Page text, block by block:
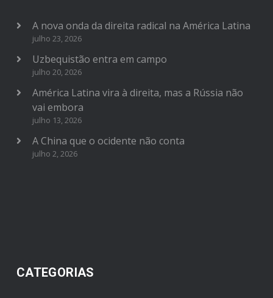
A nova onda da direita radical na América Latina
julho 23, 2026
Uzbequistão entra em campo
julho 20, 2026
América Latina vira à direita, mas a Rússia não
vai embora
julho 13, 2026
A China que o ocidente não conta
julho 2, 2026
CATEGORIAS